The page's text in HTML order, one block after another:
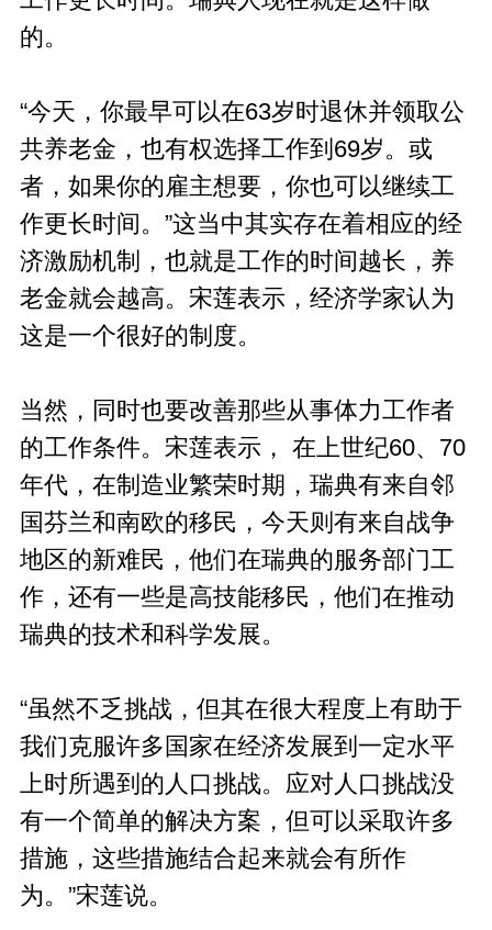
的。
“今天，你最早可以在63岁时退休并领取公
共养老金，也有权选择工作到69岁。或
者，如果你的雇主想要，你也可以继续工
作更长时间。”这当中其实存在着相应的经
济激励机制，也就是工作的时间越长，养
老金就会越高。宋莲表示，经济学家认为
这是一个很好的制度。
当然，同时也要改善那些从事体力工作者
的工作条件。宋莲表示， 在上世纪60、70
年代，在制造业繁荣时期，瑞典有来自邻
国芬兰和南欧的移民，今天则有来自战争
地区的新难民，他们在瑞典的服务部门工
作，还有一些是高技能移民，他们在推动
瑞典的技术和科学发展。
“虽然不乏挑战，但其在很大程度上有助于
我们克服许多国家在经济发展到一定水平
上时所遇到的人口挑战。应对人口挑战没
有一个简单的解决方案，但可以采取许多
措施，这些措施结合起来就会有所作
为。”宋莲说。